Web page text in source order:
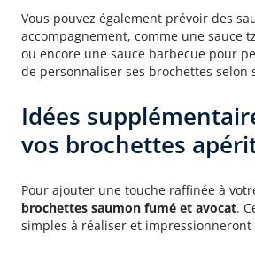
Vous pouvez également prévoir des
accompagnement, comme une sauce
ou encore une sauce barbecue pour
de personnaliser ses brochettes selon
Idées
vos brochettes
Pour ajouter une touche raffinée à
brochettes saumon fumé et avocat.
simples à réaliser et impressionneront